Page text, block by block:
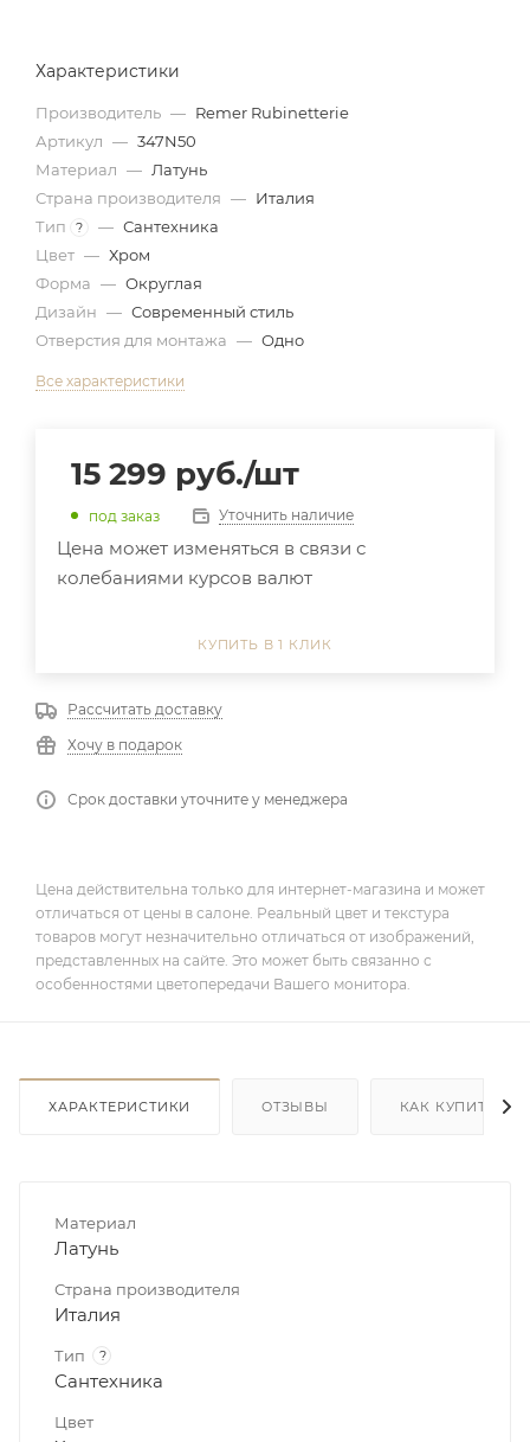
Характеристики
Производитель — Remer Rubinetterie
Артикул — 347N50
Материал — Латунь
Страна производителя — Италия
Тип
? — Сантехника
Цвет — Хром
Форма — Округлая
Дизайн — Современный стиль
Отверстия для монтажа — Одно
Все характеристики
15 299 руб./шт
под заказ Уточнить наличие
Цена может изменяться в связи с
колебаниями курсов валют
КУПИТЬ В 1 КЛИК
Рассчитать доставку
Хочу в подарок
Срок доставки уточните у менеджера
Цена действительна только для интернет-магазина и может
отличаться от цены в салоне. Реальный цвет и текстура
товаров могут незначительно отличаться от изображений,
представленных на сайте. Это может быть связанно с
особенностями цветопередачи Вашего монитора.
ХАРАКТЕРИСТИКИ ОТЗЫВЫ КАК КУПИТЬ
Материал
Латунь
Страна производителя
Италия
Тип ?
Сантехника
Цвет